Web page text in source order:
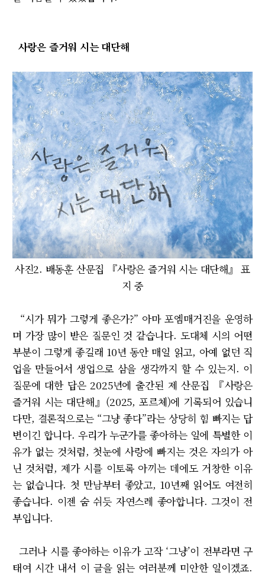
사랑은 즐거워 시는 대단해
사진2. 배동훈 산문집 『사랑은 즐거워 시는 대단해』 표
지 중
“시가 뭐가 그렇게 좋은가?” 아마 포엠매거진을 운영하
며 가장 많이 받은 질문인 것 같습니다. 도대체 시의 어떤
부분이 그렇게 좋길래 10년 동안 매일 읽고, 아예 없던 직
업을 만들어서 생업으로 삼을 생각까지 할 수 있는지. 이
질문에 대한 답은 2025년에 출간된 제 산문집 『사랑은
즐거워 시는 대단해』(2025, 포르체)에 기록되어 있습니
다만, 결론적으로는 “그냥 좋다”라는 상당히 힘 빠지는 답
변이긴 합니다. 우리가 누군가를 좋아하는 일에 특별한 이
유가 없는 것처럼, 첫눈에 사랑에 빠지는 것은 자의가 아
닌 것처럼, 제가 시를 이토록 아끼는 데에도 거창한 이유
는 없습니다. 첫 만남부터 좋았고, 10년째 읽어도 여전히
좋습니다. 이젠 숨 쉬듯 자연스레 좋아합니다. 그것이 전
부입니다.
그러나 시를 좋아하는 이유가 고작 ‘그냥’이 전부라면 구
태여 시간 내서 이 글을 읽는 여러분께 미안한 일이겠죠.